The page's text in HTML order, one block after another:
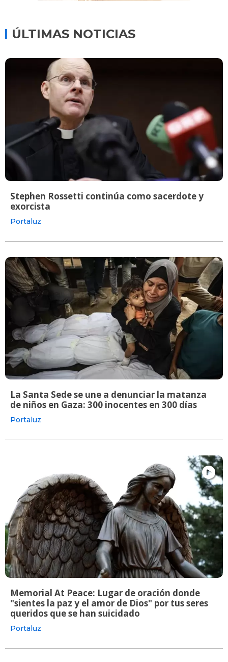
ÚLTIMAS NOTICIAS
Stephen Rossetti continúa como sacerdote y
exorcista
Portaluz
La Santa Sede se une a denunciar la matanza
de niños en Gaza: 300 inocentes en 300 días
Portaluz
Memorial At Peace: Lugar de oración donde
"sientes la paz y el amor de Dios" por tus seres
queridos que se han suicidado
Portaluz